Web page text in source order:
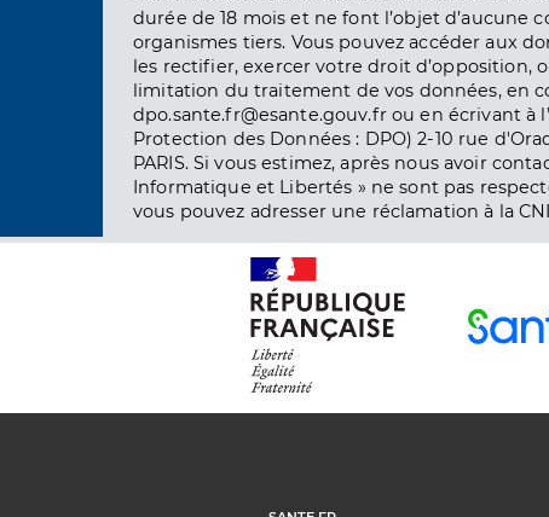
durée de 18 mois et ne font l’objet d’aucune
organismes tiers. Vous pouvez accéder aux
les rectifier, exercer votre droit d’opposition,
limitation du traitement de vos données, en
dpo.sante.fr@esante.gouv.fr ou en écrivant à
Protection des Données : DPO) 2-10 rue
PARIS. Si vous estimez, après nous avoir
Informatique et Libertés » ne sont pas
vous pouvez adresser une réclamation à la